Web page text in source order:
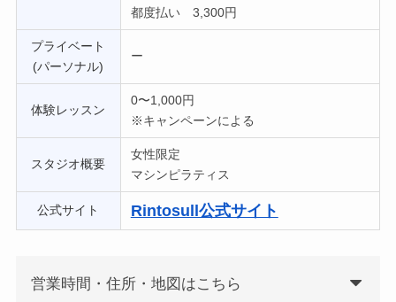
都度払い 3,300円
プライベート
(パーソナル)
ー
体験レッスン
0〜1,000円
※キャンペーンによる
スタジオ概要
女性限定
マシンピラティス
公式サイト Rintosull公式サイト
営業時間・住所・地図はこちら